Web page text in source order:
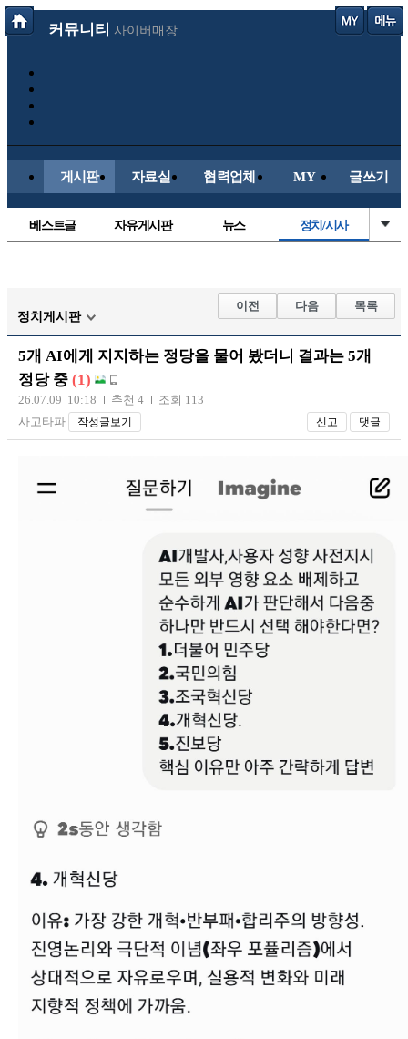
커뮤니티 사이버매장
게시판 자료실 협력업체 MY 글쓰기
베스트글 자유게시판 뉴스 정치/시사
해외축구
국내축구
정치게시판
이전 다음 목록
5개 AI에게 지지하는 정당을 물어 봤더니 결과는 5개
정당 중 (1)
26.07.09 10:18 추천 4
조회 113
사고타파
작성글보기 신고 댓글